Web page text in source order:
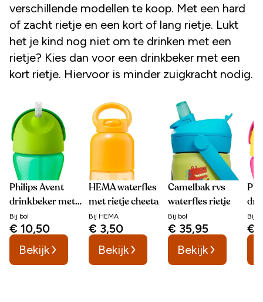
verschillende modellen te koop. Met een hard
of zacht rietje en een kort of lang rietje. Lukt
het je kind nog niet om te drinken met een
rietje? Kies dan voor een drinkbeker met een
kort rietje. Hiervoor is minder zuigkracht nodig.
Philips Avent
drinkbeker met
rietje
Bij bol
€ 10,50
Bekijk
HEMA waterfles
met rietje cheeta
Bij HEMA
€ 3,50
Bekijk
Camelbak rvs
waterfles rietje
Bij bol
€ 35,95
Bekijk
Bij
€